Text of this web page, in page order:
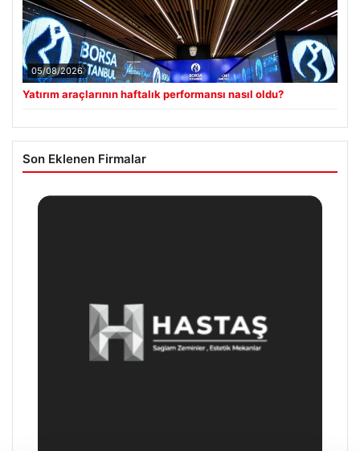
05/08/2026
Yatırım araçlarının haftalık performansı nasıl oldu?
Son Eklenen Firmalar